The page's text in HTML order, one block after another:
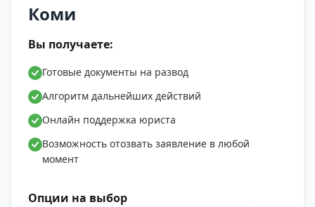
Коми
Вы получаете:
Готовые документы на развод
Алгоритм дальнейших действий
Онлайн поддержка юриста
Возможность отозвать заявление в любой
момент
Опции на выбор